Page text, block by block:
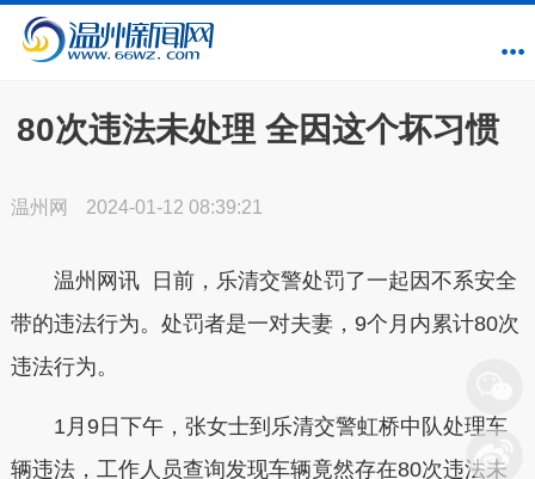
80次违法未处理 全因这个坏习惯
温州网 2024-01-12 08:39:21
温州网讯 日前，乐清交警处罚了一起因不系安全
带的违法行为。处罚者是一对夫妻，9个月内累计80次
违法行为。
1月9日下午，张女士到乐清交警虹桥中队处理车
辆违法，工作人员查询发现车辆竟然存在80次违法未